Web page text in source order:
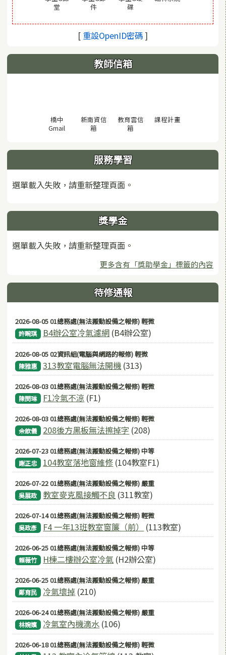
堂
件(另開視窗) 碟(另開視窗)
[ 重設OpenID密碼(另開視窗)
]
教師信箱
橋中
Gmail (另開視窗)
新南資信
箱
教育雲信
箱
課程計畫(另開視窗)
服務學習
選單載入失敗，請重新整理頁面。
獎學金
選單載入失敗，請重新整理頁面。
更多含有「獎助學金」標籤的內容
待修通報
2026-08-05 01總務處(無法搬動設備之報修) 輕微
許畹琪 B4辦公室冷氣濾網 (B4辦公室)
2026-08-05 02資訊組(電腦與網路的報修) 輕微
陳雅惠 313教室電腦無法開機 (313)
2026-08-03 01總務處(無法搬動設備之報修) 輕微
陳閔琳 F1冷氣不涼 (F1)
2026-08-03 01總務處(無法搬動設備之報修) 輕微
佘歆儀 208後方黑板無法擦掉字 (208)
2026-07-23 01總務處(無法搬動設備之報修) 中等
謝正忠 104教室落地窗維修 (104教室F1)
2026-07-22 01總務處(無法搬動設備之報修) 嚴重
吳展政 教室麥克風接觸不良 (311教室)
2026-07-14 01總務處(無法搬動設備之報修) 輕微
吳政彥 F4 一年13班教室窗簾（前） (113教室)
2026-06-25 01總務處(無法搬動設備之報修) 中等
賴薇竹 H棟二樓辦公室冷氣 (H2辦公室)
2026-06-25 01總務處(無法搬動設備之報修) 嚴重
鄭育民 冷氣壞掉 (210)
2026-06-24 01總務處(無法搬動設備之報修) 嚴重
林婉嬪 冷氣室內機滴水 (106)
2026-06-18 01總務處(無法搬動設備之報修) 輕微